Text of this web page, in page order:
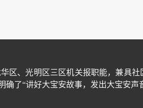
区、光明区三区机关报职能，兼具
了“讲好大宝安故事，发出大宝安